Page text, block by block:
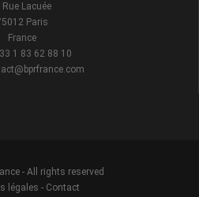
Rue Lacuée
Paris
France
1 83 62 88 10
- All rights reserved
légales - Contact